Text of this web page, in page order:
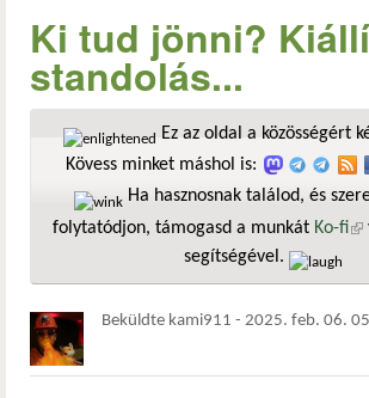
Ki tud jönni?
standolás...
Ez az oldal a közösségért
Kövess minket máshol is:
Ha hasznosnak találod, és
folytatódjon, támogasd a munkát Ko-fi
segítségével.
Beküldte kami911 - 2025. feb. 06.